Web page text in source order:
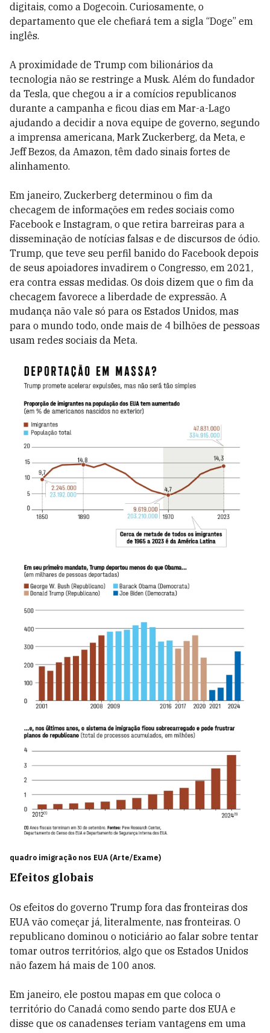
digitais, como a Dogecoin. Curiosamente, o
departamento que ele chefiará tem a sigla “Doge” em
inglês.
A proximidade de Trump com bilionários da
tecnologia não se restringe a Musk. Além do fundador
da Tesla, que chegou a ir a comícios republicanos
durante a campanha e ficou dias em Mar-a-Lago
ajudando a decidir a nova equipe de governo, segundo
a imprensa americana, Mark Zuckerberg, da Meta, e
Jeff Bezos, da Amazon, têm dado sinais fortes de
alinhamento.
Em janeiro, Zuckerberg determinou o fim da
checagem de informações em redes sociais como
Facebook e Instagram, o que retira barreiras para a
disseminação de notícias falsas e de discursos de ódio.
Trump, que teve seu perfil banido do Facebook depois
de seus apoiadores invadirem o Congresso, em 2021,
era contra essas medidas. Os dois dizem que o fim da
checagem favorece a liberdade de expressão. A
mudança não vale só para os Estados Unidos, mas
para o mundo todo, onde mais de 4 bilhões de pessoas
usam redes sociais da Meta.
quadro imigração nos EUA (Arte/Exame)
Efeitos globais
Os efeitos do governo Trump fora das fronteiras dos
EUA vão começar já, literalmente, nas fronteiras. O
republicano dominou o noticiário ao falar sobre tentar
tomar outros territórios, algo que os Estados Unidos
não fazem há mais de 100 anos.
Em janeiro, ele postou mapas em que coloca o
território do Canadá como sendo parte dos EUA e
disse que os canadenses teriam vantagens em uma